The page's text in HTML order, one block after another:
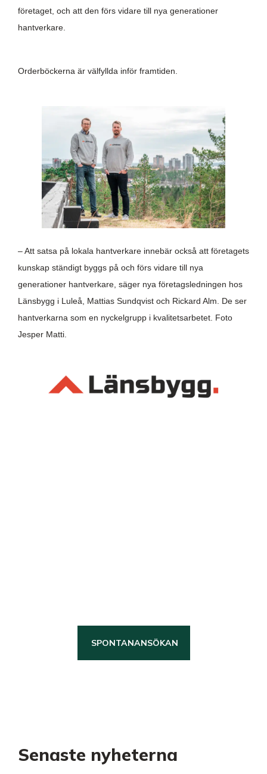
företaget, och att den förs vidare till nya generationer
hantverkare.
Orderböckerna är välfyllda inför framtiden.
– Att satsa på lokala hantverkare innebär också att företagets
kunskap ständigt byggs på och förs vidare till nya
generationer hantverkare, säger nya företagsledningen hos
Länsbygg i Luleå, Mattias Sundqvist och Rickard Alm. De ser
hantverkarna som en nyckelgrupp i kvalitetsarbetet. Foto
Jesper Matti.
SPONTANANSÖKAN
KARRIÄR
Senaste nyheterna